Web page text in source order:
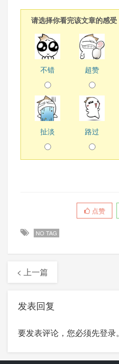
请选择你看完该文章的感受
不错 超赞
扯淡 路过
点赞
NO TAG
< 上一篇
发表回复
要发表评论，您必须先登录。